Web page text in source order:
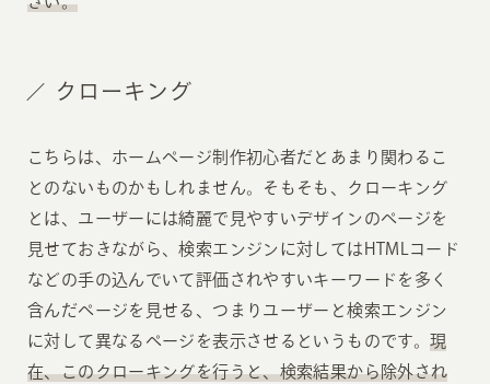
クローキング
こちらは、ホームページ制作初心者だとあまり関わるこ
とのないものかもしれません。そもそも、クローキング
とは、ユーザーには綺麗で見やすいデザインのページを
見せておきながら、検索エンジンに対してはHTMLコード
などの手の込んでいて評価されやすいキーワードを多く
含んだページを見せる、つまりユーザーと検索エンジン
に対して異なるページを表示させるというものです。 現
在、このクローキングを行うと、検索結果から除外され